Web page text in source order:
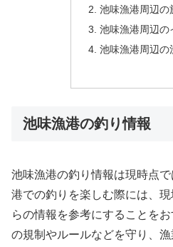
池味漁港周辺の
池味漁港周辺の
池味漁港周辺の
池味漁港の釣り情報
池味漁港の釣り情報は現時点
港での釣りを楽しむ際には、
らの情報を参考にすることを
の規制やルールなどを守り、